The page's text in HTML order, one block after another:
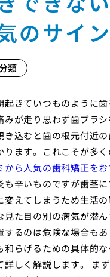
のサイン
類
起きていつものように
みが走り思わず歯ブラ
き込むと歯の根元付近
ります。これこそが多
から人気の歯科矯正を
も辛いものですが歯茎
変えてしまうため生活
見た目の別の病気が潜
するのは危険な場合も
和らげるための具体的
詳しく解説します。 ま